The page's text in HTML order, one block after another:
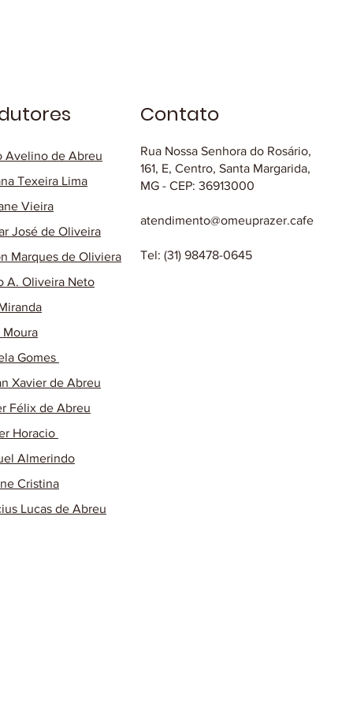
Contato
Avelino de Abreu
Texeira Lima
Vieira
José de Oliveira
Marques de Oliviera
A. Oliveira Neto
Gomes
Xavier de Abreu
Félix de Abreu
Horacio
Almerindo
Cristina
Lucas de Abreu
Rua Nossa Senhora do Rosário,
161, E, Centro, Santa Margarida,
MG - CEP: 36913000
atendimento@omeuprazer.cafe
Tel: (31) 98478-0645